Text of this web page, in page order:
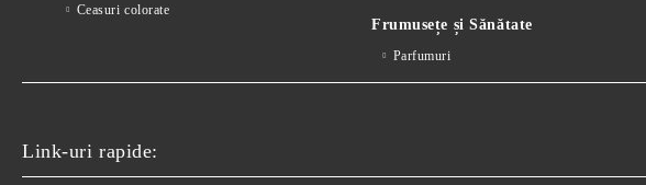
Ceasuri colorate
Frumusețe și Sănătate
Parfumuri
Link-uri rapide: